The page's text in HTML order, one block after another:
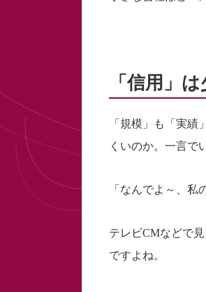
「信用」
「規模」も「実
くいのか。一言で
「なんでよ～、私
テレビCMなどで
ですよね。